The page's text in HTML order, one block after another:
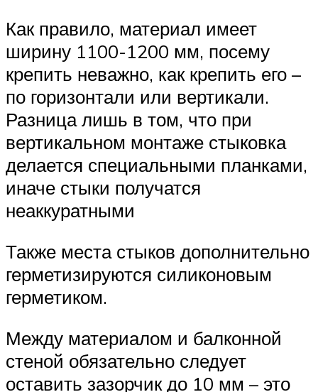
Как правило, материал имеет
ширину 1100-1200 мм, посему
крепить неважно, как крепить его –
по горизонтали или вертикали.
Разница лишь в том, что при
вертикальном монтаже стыковка
делается специальными планками,
иначе стыки получатся
неаккуратными
Также места стыков дополнительно
герметизируются силиконовым
герметиком.
Между материалом и балконной
стеной обязательно следует
оставить зазорчик до 10 мм – это